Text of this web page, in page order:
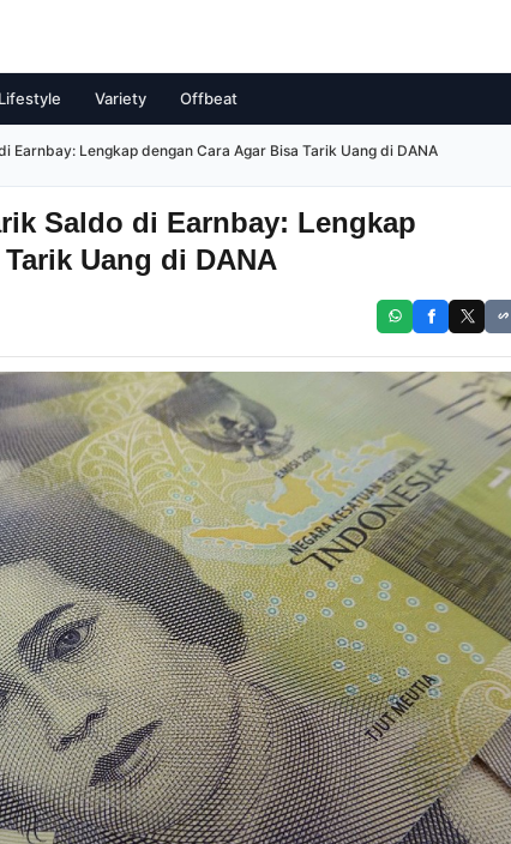
Lifestyle Variety Offbeat
Earnbay: Lengkap dengan Cara Agar Bisa Tarik Uang di DANA
Saldo di Earnbay: Lengkap
Uang di DANA